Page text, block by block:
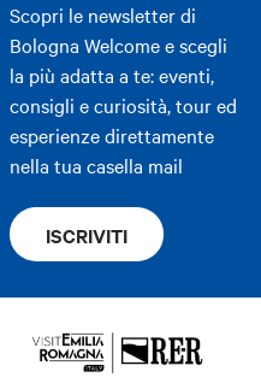
Scopri le newsletter di
Bologna Welcome e scegli
la più adatta a te: eventi,
consigli e curiosità, tour ed
esperienze direttamente
nella tua casella mail
ISCRIVITI